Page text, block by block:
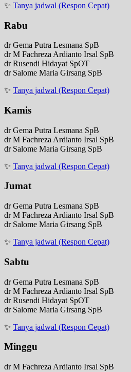
✨ Tanya jadwal (Respon Cepat)
Rabu
dr Gema Putra Lesmana SpB
dr M Fachreza Ardianto Irsal SpB
dr Rusendi Hidayat SpOT
dr Salome Maria Girsang SpB
✨ Tanya jadwal (Respon Cepat)
Kamis
dr Gema Putra Lesmana SpB
dr M Fachreza Ardianto Irsal SpB
dr Salome Maria Girsang SpB
✨ Tanya jadwal (Respon Cepat)
Jumat
dr Gema Putra Lesmana SpB
dr M Fachreza Ardianto Irsal SpB
dr Salome Maria Girsang SpB
✨ Tanya jadwal (Respon Cepat)
Sabtu
dr Gema Putra Lesmana SpB
dr M Fachreza Ardianto Irsal SpB
dr Rusendi Hidayat SpOT
dr Salome Maria Girsang SpB
✨ Tanya jadwal (Respon Cepat)
Minggu
dr M Fachreza Ardianto Irsal SpB